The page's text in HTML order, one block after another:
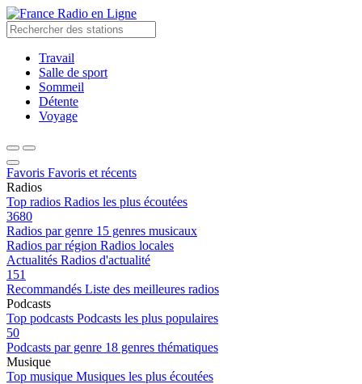
Radio en Ligne
Travail
Salle de sport
Sommeil
Détente
Voyage
Favoris Favoris et récents
Radios
Top radios Radios les plus écoutées
3680
Radios par genre 15 genres musicaux
Radios par région Radios locales
Actualités Radios d'actualité
151
Recommandés Liste des meilleures radios
Podcasts
Top podcasts Podcasts les plus populaires
50
Podcasts par genre 18 genres thématiques
Musique
Top musique Musiques les plus écoutées